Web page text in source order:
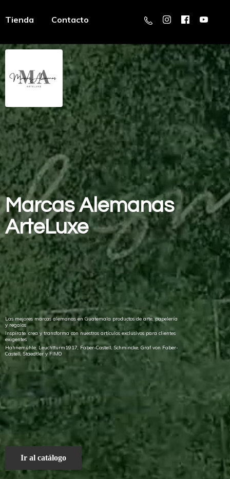
Tienda Contacto
MarcasAlemanas
ArteLuxe
Las mejores marcas alemanas en Guatemala productos de arte, papelería
y regalos
Inspírate, crea y transforma con nuestros artículos exclusivos para clientes
exigentes
Hahnemühle, Leuchtturm1917, Faber-Castell, Schmincke, Graf von Faber-
Castell, Staedtler y FIMO
Ir al catálogo